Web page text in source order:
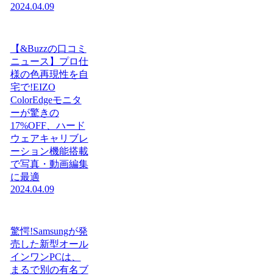
2024.04.09
【&Buzzの口コミ
ニュース】プロ仕
様の色再現性を自
宅で!EIZO
ColorEdgeモニタ
ーが驚きの
17%OFF、ハード
ウェアキャリブレ
ーション機能搭載
で写真・動画編集
に最適
2024.04.09
驚愕!Samsungが発
売した新型オール
インワンPCは、
まるで別の有名ブ